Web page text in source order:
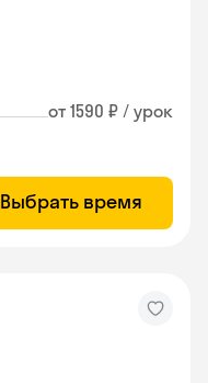
от 1590 ₽ / урок
Выбрать время